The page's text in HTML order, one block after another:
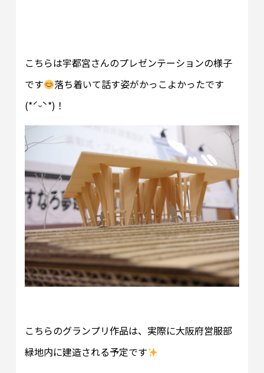
こちらは宇都宮さんのプレゼンテーションの様子
です
落ち着いて話す姿がかっこよかったです
(*ˊᵕˋ*)！
こちらのグランプリ作品は、実際に大阪府営服部
緑地内に建造される予定です